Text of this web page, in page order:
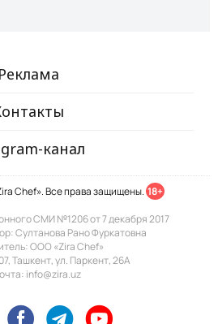
Реклама
канал
Chef». Все права защищены. 18+
СМИ №1206 от 7 декабря 2017
Султанова Рано Фуркатовна
ООО «Zira Chef»
Ташкент, ул. Паркент, 26А
info@zira.uz